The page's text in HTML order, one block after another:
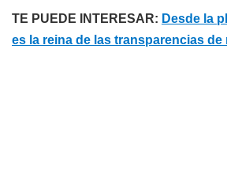
TE PUEDE INTERESAR: Desde la
es la reina de las transparencias